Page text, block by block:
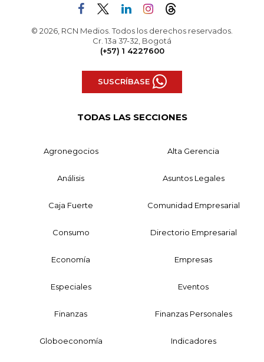
© 2026, RCN Medios. Todos los derechos reservados.
Cr. 13a 37-32, Bogotá
(+57) 1 4227600
SUSCRÍBASE
TODAS LAS SECCIONES
Agronegocios Alta Gerencia
Análisis Asuntos Legales
Caja Fuerte Comunidad Empresarial
Consumo Directorio Empresarial
Economía Empresas
Especiales Eventos
Finanzas Finanzas Personales
Globoeconomía Indicadores